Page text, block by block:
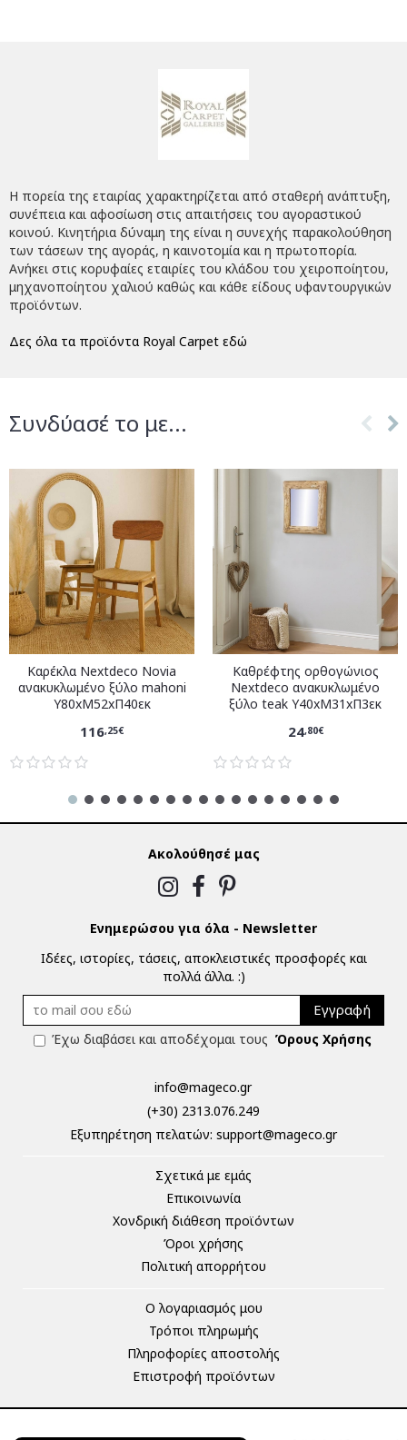
Η πορεία της εταιρίας χαρακτηρίζεται από σταθερή ανάπτυξη,
συνέπεια και αφοσίωση στις απαιτήσεις του αγοραστικού
κοινού. Κινητήρια δύναμη της είναι η συνεχής παρακολούθηση
των τάσεων της αγοράς, η καινοτομία και η πρωτοπορία.
Ανήκει στις κορυφαίες εταιρίες του κλάδου του χειροποίητου,
μηχανοποίητου χαλιού καθώς και κάθε είδους υφαντουργικών
προϊόντων.
Δες όλα τα προϊόντα Royal Carpet εδώ
Συνδύασέ το με...
Καρέκλα Nextdeco Novia
ανακυκλωμένο ξύλο mahoni
Υ80xM52xΠ40εκ
116,25€
Καθρέφτης ορθογώνιος
Nextdeco ανακυκλωμένο
ξύλο teak Υ40xM31xΠ3εκ
24,80€
Ακολούθησέ μας
Ενημερώσου για όλα - Newsletter
Ιδέες, ιστορίες, τάσεις, αποκλειστικές προσφορές και
πολλά άλλα. :)
Εγγραφή
Έχω διαβάσει και αποδέχομαι τους Όρους Χρήσης
info@mageco.gr
(+30) 2313.076.249
Eξυπηρέτηση πελατών: support@mageco.gr
Σχετικά με εμάς
Επικοινωνία
Χονδρική διάθεση προϊόντων
Όροι χρήσης
Πολιτική απορρήτου
Ο λογαριασμός μου
Τρόποι πληρωμής
Πληροφορίες αποστολής
Επιστροφή προϊόντων